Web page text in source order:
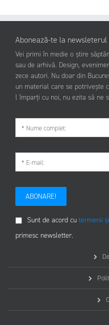
Abonează-te la
Vei primi în medie o știre
sau de arhivă. Design,
zece autori. Nu doar din
un material care se potrivește
l împarți cu noi, nu ezita să ne
ABONARE!
Sunt de acord cu termenii
primesc newsletter.